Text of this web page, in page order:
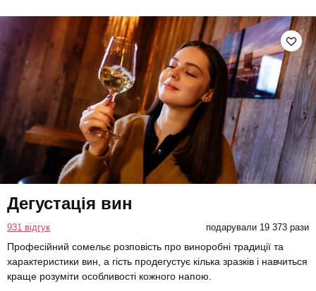
Дегустація вин
931 відгук подарували 19 373 рази
Професійний сомельє розповість про виноробні традиції та
характеристики вин, а гість продегустує кілька зразків і навчиться
краще розуміти особливості кожного напою.